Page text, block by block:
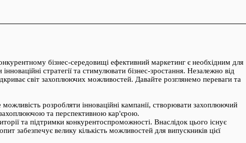
бізнес-середовищі ефективний маркетинг є необхідним для
стратегії та стимулювати бізнес-зростання. Незалежно від
світ захоплюючих можливостей. Давайте розглянемо переваги та
розробляти інноваційні кампанії, створювати захоплюючий
захоплюючою та перспективною кар'єрою.
та підтримки конкурентоспроможності. Внаслідок цього існує
забезпечує велику кількість можливостей для випускників цієї